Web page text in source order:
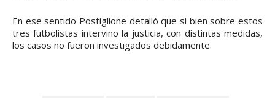
En ese sentido Postiglione detalló que si bien sobre estos
tres futbolistas intervino la justicia, con distintas medidas,
los casos no fueron investigados debidamente.